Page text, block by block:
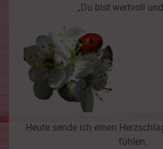
„Du bist wertvoll
Heute sende ich einen
fühlen,